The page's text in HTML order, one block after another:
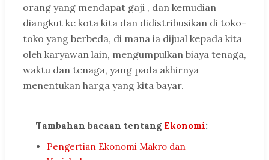
orang yang mendapat gaji , dan kemudian
diangkut ke kota kita dan didistribusikan di toko-
toko yang berbeda, di mana ia dijual kepada kita
oleh karyawan lain, mengumpulkan biaya tenaga,
waktu dan tenaga, yang pada akhirnya
menentukan harga yang kita bayar.
Tambahan bacaan tentang Ekonomi:
Pengertian Ekonomi Makro dan